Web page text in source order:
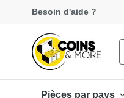
Besoin d'aide ?
Pièces par pays